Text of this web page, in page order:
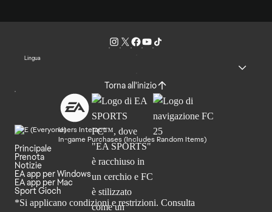
Lingua
Torna all'inizio
Users Interact
In-game Purchases (Includes Random Items)
Principale
Prenota
Notizie
EA app per Windows
EA app per Mac
Sport Gioch
*Si applicano condizioni e restrizioni. Consulta